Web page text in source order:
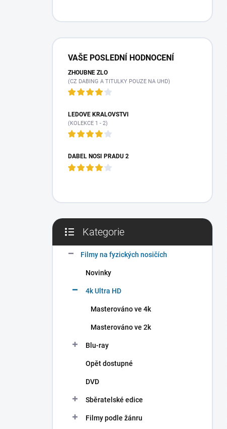
P
VAŠE POSLEDNÍ HODNOCENÍ
ZHOUBNÉ ZLO
(CZ DABING A TITULKY POUZE NA UHD)
LEDOVÉ KRÁLOVSTVÍ
(KOLEKCE 1 - 2)
ĎÁBEL NOSÍ PRADU 2
kategorie
Kategorie
Filmy na fyzických nosičích
Novinky
4k Ultra HD
Masterováno ve 4k
Masterováno ve 2k
Blu-ray
Opět dostupné
DVD
Sběratelské edice
Filmy podle žánru